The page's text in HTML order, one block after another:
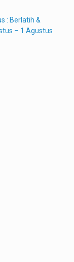
: Berlatih &
– 1 Agustus